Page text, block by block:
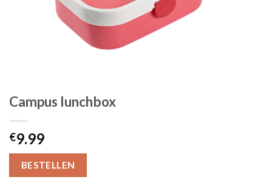
Campus lunchbox
€9.99
BESTELLEN